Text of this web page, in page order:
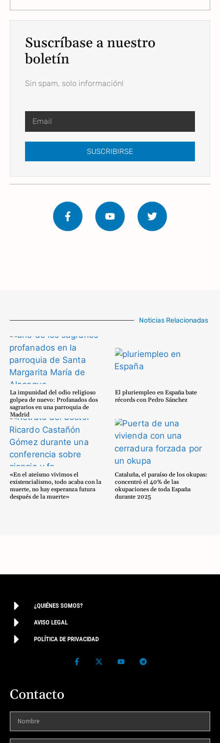
Suscríbase a nuestro
boletín
Sin spam, solo información!
SUSCRIBIRSE
Noticias Relacionadas
La impunidad del odio religioso
golpea de nuevo: Profanados dos
sagrarios en una parroquia de
Madrid
El pluriempleo en España bate
récords con Pedro Sánchez
«En el ateísmo vivimos el
existencialismo, todo acaba con la
muerte, no hay esperanza futura
después de la muerte»
Cataluña, el paraíso de los okupas:
concentró el 40% de las
okupaciones de toda España
durante 2025
¿QUIÉNES SOMOS?
AVISO LEGAL
POLÍTICA DE PRIVACIDAD
Contacto